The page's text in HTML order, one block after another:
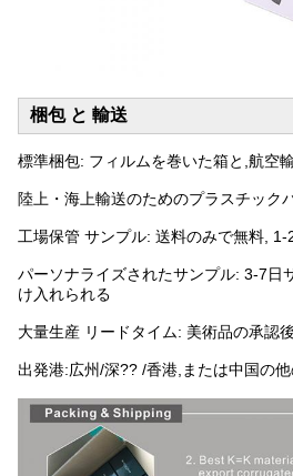
梱包 と 輸送
標準梱包: フィルムを巻いた箱と,航空
陸上・海上輸送のためのプラスチック
工場保管 サンプル: 送料のみで無料, 1-
パーソナライズされたサンプル: 3-7日
け入れられる
大量生産 リードタイム: 美術品の承認
出発港:広州/深?? /香港,または中国の